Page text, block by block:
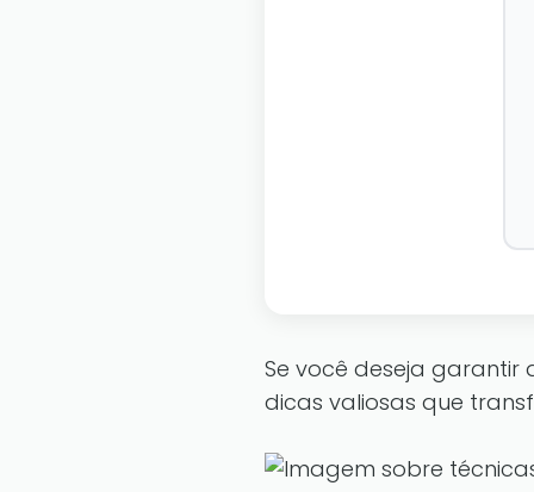
Se você deseja garantir
dicas valiosas que